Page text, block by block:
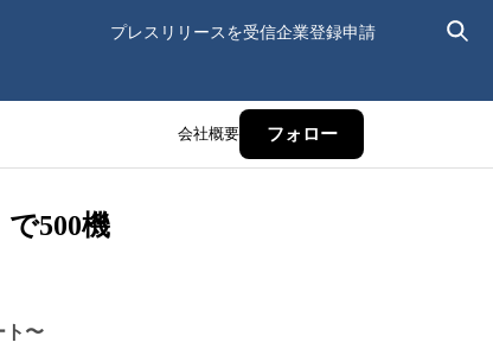
プレスリリースを受信企業登録申請
会社概要 フォロー
500機
ト〜